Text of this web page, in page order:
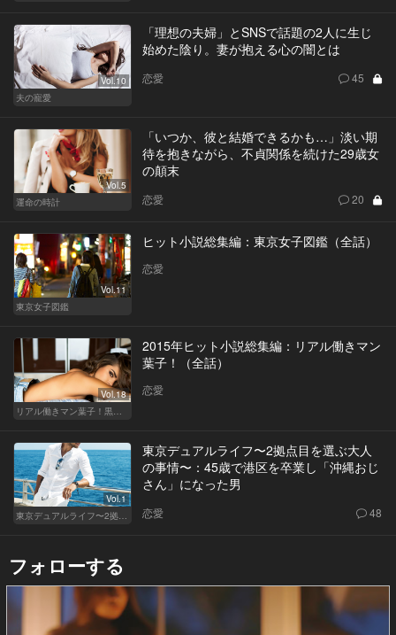
Vol.10
夫の寵愛
「理想の夫婦」とSNSで話題の2人に生じ
始めた陰り。妻が抱える心の闇とは
恋愛 45
Vol.5
運命の時計
「いつか、彼と結婚できるかも…」淡い期
待を抱きながら、不貞関係を続けた29歳女
の顛末
恋愛 20
Vol.11
東京女子図鑑
ヒット小説総集編：東京女子図鑑（全話）
恋愛
Vol.18
2015年ヒット小説総集編：リアル働きマン
葉子！（全話）
恋愛
Vol.1
東京デュアルライフ〜2拠点目を選ぶ大人
の事情〜：45歳で港区を卒業し「沖縄おじ
さん」になった男
恋愛 48
フォローする